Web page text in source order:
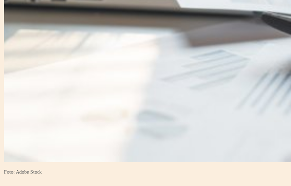
Foto: Adobe Stock